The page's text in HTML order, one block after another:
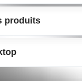
produits